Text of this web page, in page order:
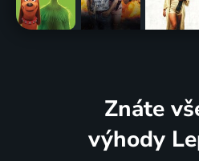
Znáte
výhody